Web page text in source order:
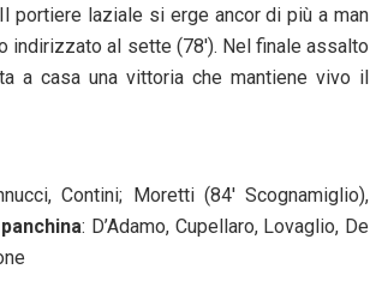
portiere laziale si erge ancor di più a man
indirizzato al sette (78′). Nel finale assalto
a casa una vittoria che mantiene vivo il
Contini; Moretti (84′ Scognamiglio),
: D’Adamo, Cupellaro, Lovaglio, De